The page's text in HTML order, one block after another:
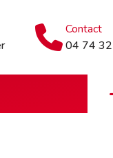
Contact
04 74